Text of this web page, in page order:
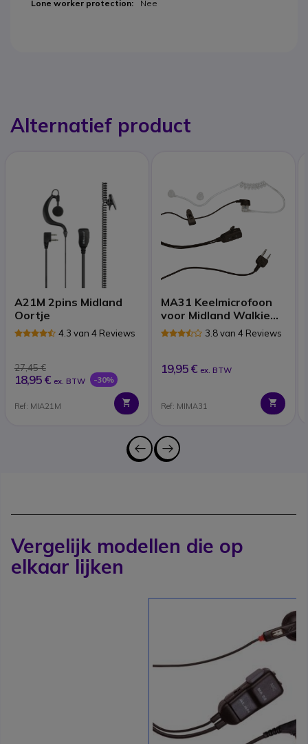
Nee
Alternatief product
A21M 2pins Midland
Oortje
4.3 van 4 Reviews
27,45 €
18,95 € ex. BTW -30%
Ref: MIA21M
MA31 Keelmicrofoon
voor Midland Walkie
Talkies 3.8 van 4 Reviews
19,95 € ex. BTW
Ref: MIMA31
Vergelijk modellen die op
elkaar lijken